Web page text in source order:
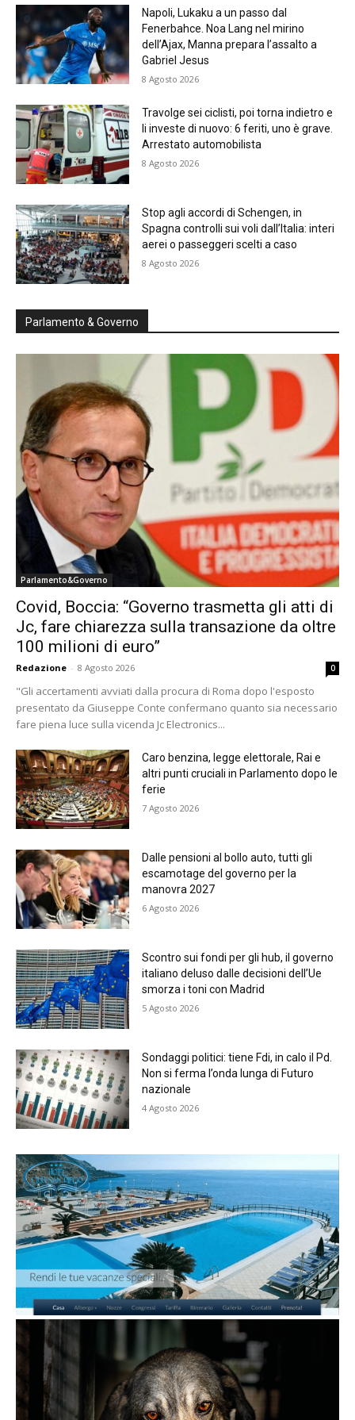
Napoli, Lukaku a un passo dal
Fenerbahce. Noa Lang nel mirino
dell’Ajax, Manna prepara l’assalto a
Gabriel Jesus
8 Agosto 2026
Travolge sei ciclisti, poi torna indietro e
li investe di nuovo: 6 feriti, uno è grave.
Arrestato automobilista
8 Agosto 2026
Stop agli accordi di Schengen, in
Spagna controlli sui voli dall’Italia: interi
aerei o passeggeri scelti a caso
8 Agosto 2026
Parlamento & Governo
Parlamento&Governo
Covid, Boccia: “Governo trasmetta gli atti di
Jc, fare chiarezza sulla transazione da oltre
100 milioni di euro”
Redazione - 8 Agosto 2026 0
"Gli accertamenti avviati dalla procura di Roma dopo l'esposto
presentato da Giuseppe Conte confermano quanto sia necessario
fare piena luce sulla vicenda Jc Electronics...
Caro benzina, legge elettorale, Rai e
altri punti cruciali in Parlamento dopo le
ferie
7 Agosto 2026
Dalle pensioni al bollo auto, tutti gli
escamotage del governo per la
manovra 2027
6 Agosto 2026
Scontro sui fondi per gli hub, il governo
italiano deluso dalle decisioni dell’Ue
smorza i toni con Madrid
5 Agosto 2026
Sondaggi politici: tiene Fdi, in calo il Pd.
Non si ferma l’onda lunga di Futuro
nazionale
4 Agosto 2026